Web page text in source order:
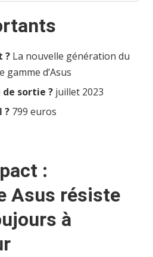
? La nouvelle génération du
d’Asus
sortie ? juillet 2023
? 799 euros
:
Asus résiste
à